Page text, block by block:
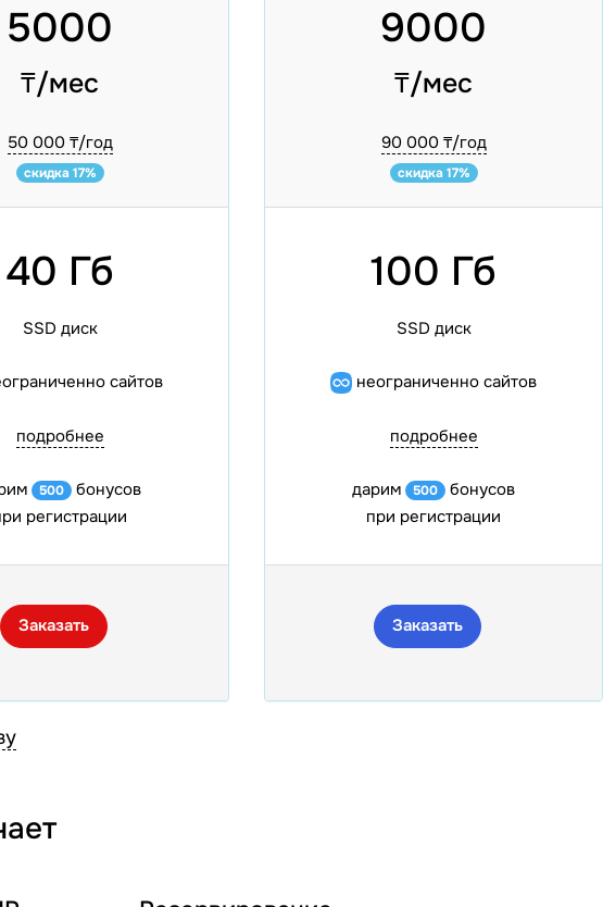
5000
₸/мес
50 000 ₸/год
скидка 17%
40 Гб
SSD диск
сайтов
подробнее
500
бонусов
регистрации
Заказать
9000
₸/мес
90 000 ₸/год
скидка 17%
100 Гб
SSD диск
неограниченно сайтов
подробнее
дарим 500
бонусов
при регистрации
Заказать